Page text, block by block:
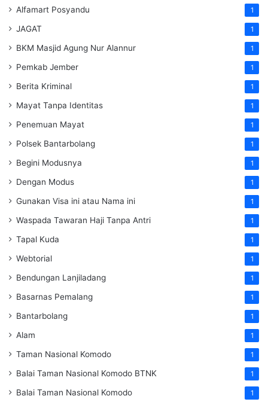
Alfamart Posyandu 1
JAGAT 1
BKM Masjid Agung Nur Alannur 1
Pemkab Jember 1
Berita Kriminal 1
Mayat Tanpa Identitas 1
Penemuan Mayat 1
Polsek Bantarbolang 1
Begini Modusnya 1
Dengan Modus 1
Gunakan Visa ini atau Nama ini 1
Waspada Tawaran Haji Tanpa Antri 1
Tapal Kuda 1
Webtorial 1
Bendungan Lanjiladang 1
Basarnas Pemalang 1
Bantarbolang 1
Alam 1
Taman Nasional Komodo 1
Balai Taman Nasional Komodo BTNK 1
Balai Taman Nasional Komodo 1